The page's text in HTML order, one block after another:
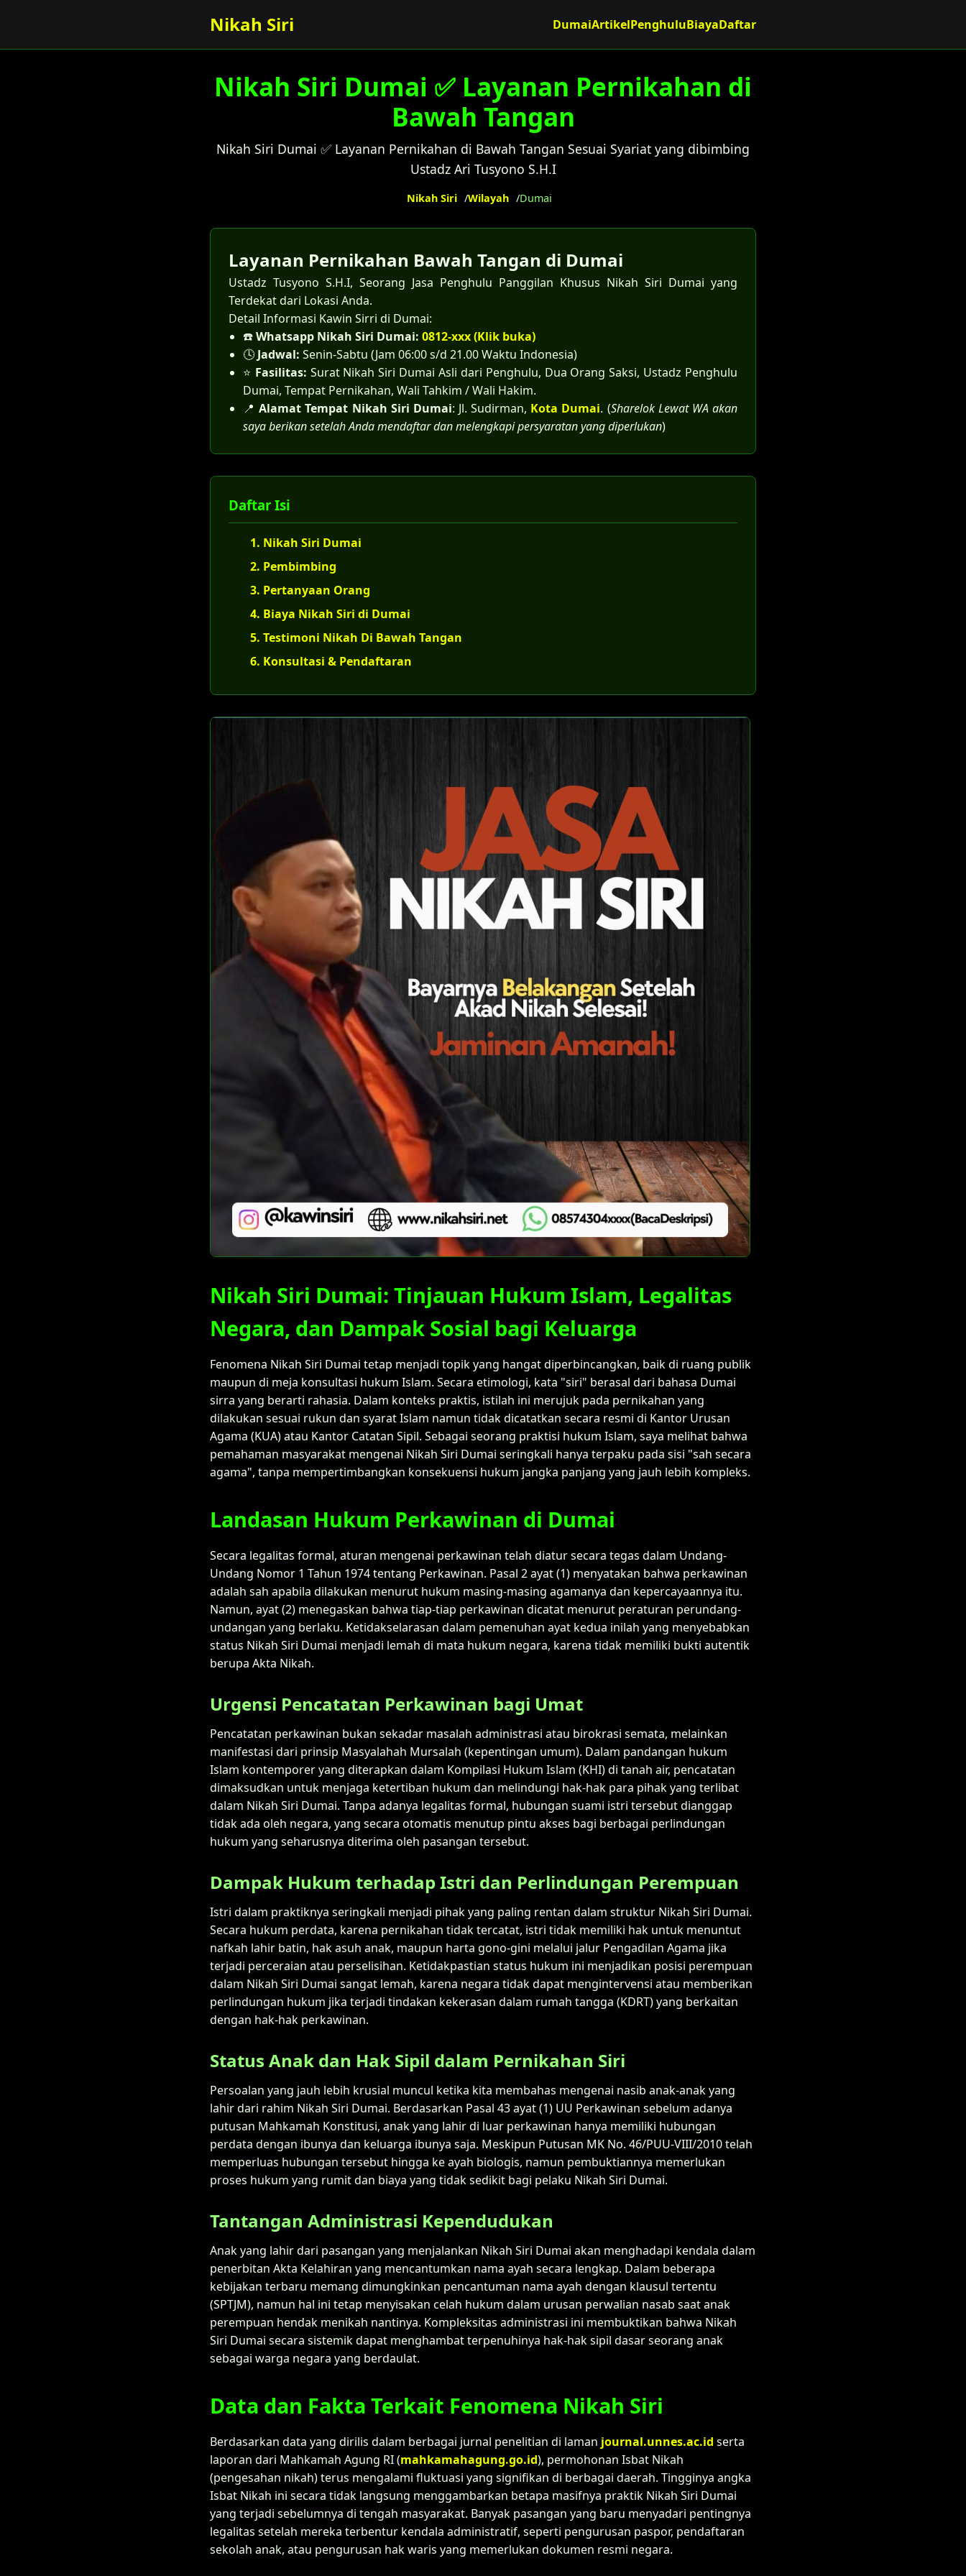
Nikah Siri DumaiArtikelPenghuluBiayaDaftar
Nikah Siri Dumai ✅ Layanan Pernikahan di
Bawah Tangan
Nikah Siri Dumai ✅ Layanan Pernikahan di Bawah Tangan Sesuai Syariat yang dibimbing
Ustadz Ari Tusyono S.H.I
Nikah Siri Wilayah Dumai
Layanan Pernikahan Bawah Tangan di Dumai
Ustadz Tusyono S.H.I, Seorang Jasa Penghulu Panggilan Khusus Nikah Siri Dumai yang
Terdekat dari Lokasi Anda.
Detail Informasi Kawin Sirri di Dumai:
☎️Whatsapp Nikah Siri Dumai: 0812-xxx (Klik buka)
🕓 Jadwal: Senin-Sabtu (Jam 06:00 s/d 21.00 Waktu Indonesia)
⭐ Fasilitas: Surat Nikah Siri Dumai Asli dari Penghulu, Dua Orang Saksi, Ustadz Penghulu
Dumai, Tempat Pernikahan, Wali Tahkim / Wali Hakim.
📍Alamat Tempat Nikah Siri Dumai: Jl. Sudirman, Kota Dumai. (Sharelok Lewat WA akan
saya berikan setelah Anda mendaftar dan melengkapi persyaratan yang diperlukan)
Daftar Isi
1. Nikah Siri Dumai
2. Pembimbing
3. Pertanyaan Orang
4. Biaya Nikah Siri di Dumai
5. Testimoni Nikah Di Bawah Tangan
6. Konsultasi & Pendaftaran
Nikah Siri Dumai: Tinjauan Hukum Islam, Legalitas
Negara, dan Dampak Sosial bagi Keluarga
Fenomena Nikah Siri Dumai tetap menjadi topik yang hangat diperbincangkan, baik di ruang publik
maupun di meja konsultasi hukum Islam. Secara etimologi, kata "siri" berasal dari bahasa Dumai
sirra yang berarti rahasia. Dalam konteks praktis, istilah ini merujuk pada pernikahan yang
dilakukan sesuai rukun dan syarat Islam namun tidak dicatatkan secara resmi di Kantor Urusan
Agama (KUA) atau Kantor Catatan Sipil. Sebagai seorang praktisi hukum Islam, saya melihat bahwa
pemahaman masyarakat mengenai Nikah Siri Dumai seringkali hanya terpaku pada sisi "sah secara
agama", tanpa mempertimbangkan konsekuensi hukum jangka panjang yang jauh lebih kompleks.
Landasan Hukum Perkawinan di Dumai
Secara legalitas formal, aturan mengenai perkawinan telah diatur secara tegas dalam Undang-
Undang Nomor 1 Tahun 1974 tentang Perkawinan. Pasal 2 ayat (1) menyatakan bahwa perkawinan
adalah sah apabila dilakukan menurut hukum masing-masing agamanya dan kepercayaannya itu.
Namun, ayat (2) menegaskan bahwa tiap-tiap perkawinan dicatat menurut peraturan perundang-
undangan yang berlaku. Ketidakselarasan dalam pemenuhan ayat kedua inilah yang menyebabkan
status Nikah Siri Dumai menjadi lemah di mata hukum negara, karena tidak memiliki bukti autentik
berupa Akta Nikah.
Urgensi Pencatatan Perkawinan bagi Umat
Pencatatan perkawinan bukan sekadar masalah administrasi atau birokrasi semata, melainkan
manifestasi dari prinsip Masyalahah Mursalah (kepentingan umum). Dalam pandangan hukum
Islam kontemporer yang diterapkan dalam Kompilasi Hukum Islam (KHI) di tanah air, pencatatan
dimaksudkan untuk menjaga ketertiban hukum dan melindungi hak-hak para pihak yang terlibat
dalam Nikah Siri Dumai. Tanpa adanya legalitas formal, hubungan suami istri tersebut dianggap
tidak ada oleh negara, yang secara otomatis menutup pintu akses bagi berbagai perlindungan
hukum yang seharusnya diterima oleh pasangan tersebut.
Dampak Hukum terhadap Istri dan Perlindungan Perempuan
Istri dalam praktiknya seringkali menjadi pihak yang paling rentan dalam struktur Nikah Siri Dumai.
Secara hukum perdata, karena pernikahan tidak tercatat, istri tidak memiliki hak untuk menuntut
nafkah lahir batin, hak asuh anak, maupun harta gono-gini melalui jalur Pengadilan Agama jika
terjadi perceraian atau perselisihan. Ketidakpastian status hukum ini menjadikan posisi perempuan
dalam Nikah Siri Dumai sangat lemah, karena negara tidak dapat mengintervensi atau memberikan
perlindungan hukum jika terjadi tindakan kekerasan dalam rumah tangga (KDRT) yang berkaitan
dengan hak-hak perkawinan.
Status Anak dan Hak Sipil dalam Pernikahan Siri
Persoalan yang jauh lebih krusial muncul ketika kita membahas mengenai nasib anak-anak yang
lahir dari rahim Nikah Siri Dumai. Berdasarkan Pasal 43 ayat (1) UU Perkawinan sebelum adanya
putusan Mahkamah Konstitusi, anak yang lahir di luar perkawinan hanya memiliki hubungan
perdata dengan ibunya dan keluarga ibunya saja. Meskipun Putusan MK No. 46/PUU-VIII/2010 telah
memperluas hubungan tersebut hingga ke ayah biologis, namun pembuktiannya memerlukan
proses hukum yang rumit dan biaya yang tidak sedikit bagi pelaku Nikah Siri Dumai.
Tantangan Administrasi Kependudukan
Anak yang lahir dari pasangan yang menjalankan Nikah Siri Dumai akan menghadapi kendala dalam
penerbitan Akta Kelahiran yang mencantumkan nama ayah secara lengkap. Dalam beberapa
kebijakan terbaru memang dimungkinkan pencantuman nama ayah dengan klausul tertentu
(SPTJM), namun hal ini tetap menyisakan celah hukum dalam urusan perwalian nasab saat anak
perempuan hendak menikah nantinya. Kompleksitas administrasi ini membuktikan bahwa Nikah
Siri Dumai secara sistemik dapat menghambat terpenuhinya hak-hak sipil dasar seorang anak
sebagai warga negara yang berdaulat.
Data dan Fakta Terkait Fenomena Nikah Siri
Berdasarkan data yang dirilis dalam berbagai jurnal penelitian di laman journal.unnes.ac.id serta
laporan dari Mahkamah Agung RI (mahkamahagung.go.id), permohonan Isbat Nikah
(pengesahan nikah) terus mengalami fluktuasi yang signifikan di berbagai daerah. Tingginya angka
Isbat Nikah ini secara tidak langsung menggambarkan betapa masifnya praktik Nikah Siri Dumai
yang terjadi sebelumnya di tengah masyarakat. Banyak pasangan yang baru menyadari pentingnya
legalitas setelah mereka terbentur kendala administratif, seperti pengurusan paspor, pendaftaran
sekolah anak, atau pengurusan hak waris yang memerlukan dokumen resmi negara.